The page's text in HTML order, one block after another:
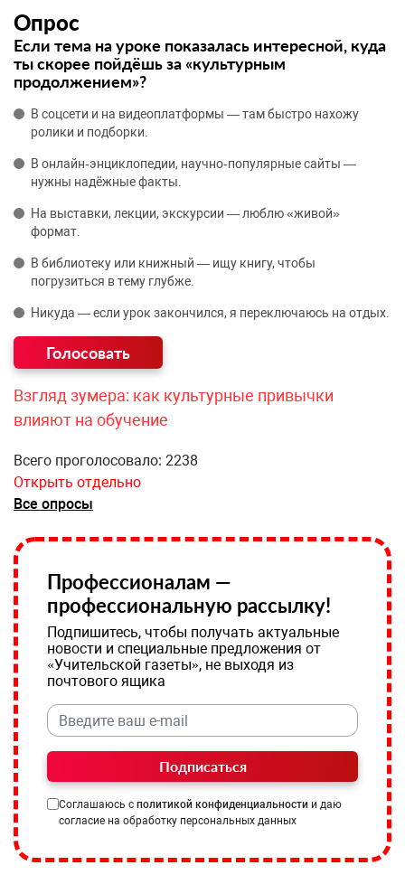
Опрос
Если тема на уроке показалась интересной, куда
ты скорее пойдёшь за «культурным
продолжением»?
В соцсети и на видеоплатформы — там быстро нахожу
ролики и подборки.
В онлайн‑энциклопедии, научно‑популярные сайты —
нужны надёжные факты.
На выставки, лекции, экскурсии — люблю «живой»
формат.
В библиотеку или книжный — ищу книгу, чтобы
погрузиться в тему глубже.
Никуда — если урок закончился, я переключаюсь на отдых.
Взгляд зумера: как культурные привычки
влияют на обучение
Всего проголосовало: 2238
Открыть отдельно
Все опросы
Профессионалам —
профессиональную рассылку!
Подпишитесь, чтобы получать актуальные
новости и специальные предложения от
«Учительской газеты», не выходя из
почтового ящика
Подписаться
Соглашаюсь с политикой конфиденциальности и даю
согласие на обработку персональных данных